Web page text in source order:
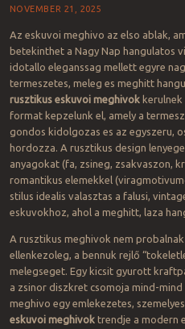
NOVEMBER 21, 2025
Az eskuvoi meghivo az elso ablak,
betekinthet a Nagy Nap hangulatos
idotallo eleganssag mellett egyre
termeszetes, meleg es meghitt
rusztikus eskuvoi meghivokkerulnek
format kepzelunk el, amely a
gondos kidolgozas es az egyszeru,
hordozza. A rusztikus design
anyagokat (fa, zsineg, zsakvaszon,
romantikus elemekkel
stilus idealis valasztas a falusi,
eskuvokhoz, ahol a meghitt, laza
A rusztikus meghivok nem
ellenkezoleg, a bennuk rejlő
melegseget. Egy kicsit gyurott
a zsinor diszkret csomoja mind-
meghivo egy emlekezetes,
eskuvoi meghivoktrendje a modern